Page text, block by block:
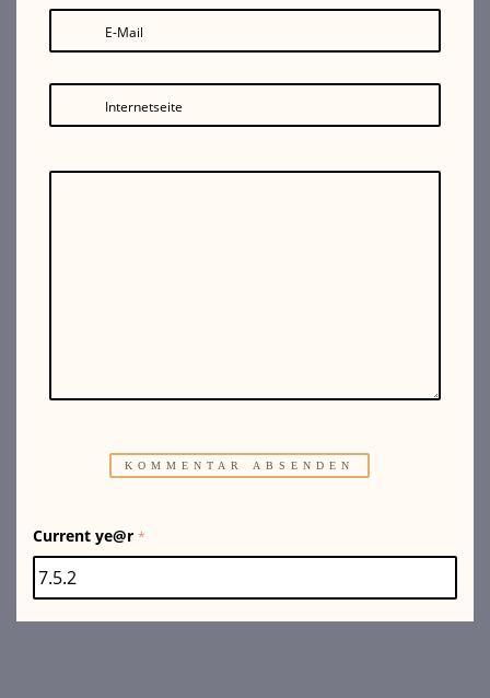
E-Mail
Internetseite
Current ye@r *